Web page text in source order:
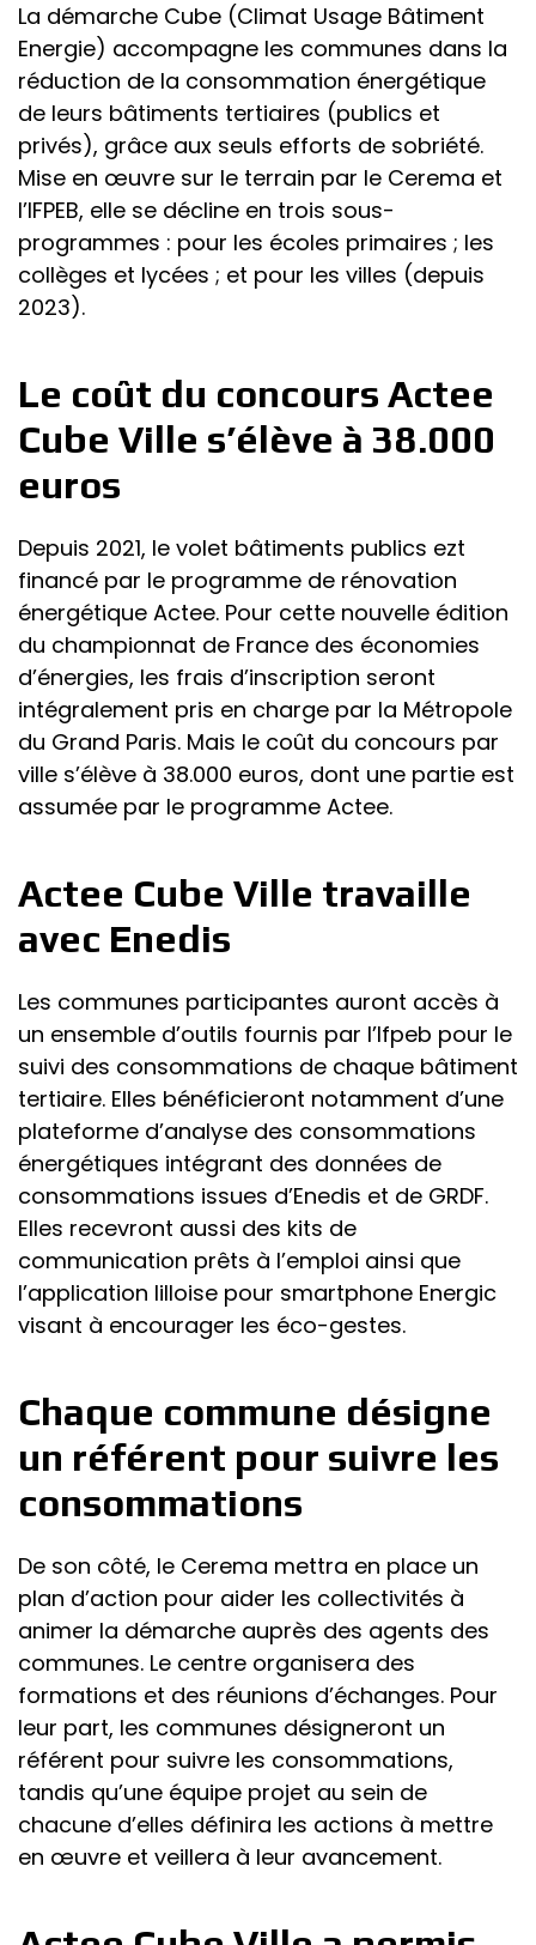
La démarche Cube (Climat Usage Bâtiment
Energie) accompagne les communes dans la
réduction de la consommation énergétique
de leurs bâtiments tertiaires (publics et
privés), grâce aux seuls efforts de sobriété.
Mise en œuvre sur le terrain par le Cerema et
l’IFPEB, elle se décline en trois sous-
programmes : pour les écoles primaires ; les
collèges et lycées ; et pour les villes (depuis
2023).
Le coût du concours Actee
Cube Ville s’élève à 38.000
euros
Depuis 2021, le volet bâtiments publics ezt
financé par le programme de rénovation
énergétique Actee. Pour cette nouvelle édition
du championnat de France des économies
d’énergies, les frais d’inscription seront
intégralement pris en charge par la Métropole
du Grand Paris. Mais le coût du concours par
ville s’élève à 38.000 euros, dont une partie est
assumée par le programme Actee.
Actee Cube Ville travaille
avec Enedis
Les communes participantes auront accès à
un ensemble d’outils fournis par l’Ifpeb pour le
suivi des consommations de chaque bâtiment
tertiaire. Elles bénéficieront notamment d’une
plateforme d’analyse des consommations
énergétiques intégrant des données de
consommations issues d’Enedis et de GRDF.
Elles recevront aussi des kits de
communication prêts à l’emploi ainsi que
l’application lilloise pour smartphone Energic
visant à encourager les éco-gestes.
Chaque commune désigne
un référent pour suivre les
consommations
De son côté, le Cerema mettra en place un
plan d’action pour aider les collectivités à
animer la démarche auprès des agents des
communes. Le centre organisera des
formations et des réunions d’échanges. Pour
leur part, les communes désigneront un
référent pour suivre les consommations,
tandis qu’une équipe projet au sein de
chacune d’elles définira les actions à mettre
en œuvre et veillera à leur avancement.